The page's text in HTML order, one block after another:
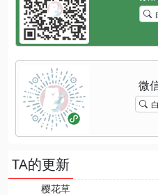
TA的更新
樱花草